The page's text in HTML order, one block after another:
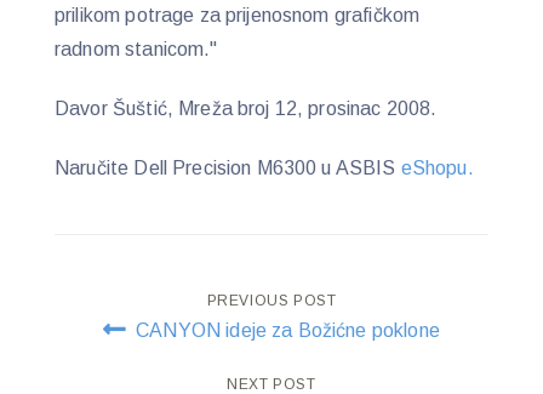
prilikom potrage za prijenosnom grafičkom
radnom stanicom."
Davor Šuštić, Mreža broj 12, prosinac 2008.
Naručite Dell Precision M6300 u ASBIS eShopu.
Post
navigation
PREVIOUS POST
CANYON ideje za Božićne poklone
NEXT POST